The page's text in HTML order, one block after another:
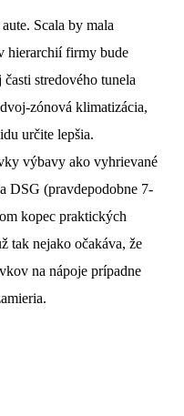
Scala by mala
hierarchií firmy bude
stredového tunela
zónová klimatizácia,
určite lepšia.
výbavy ako vyhrievané
DSG (pravdepodobne 7-
kopec praktických
tak nejako očakáva, že
na nápoje prípadne